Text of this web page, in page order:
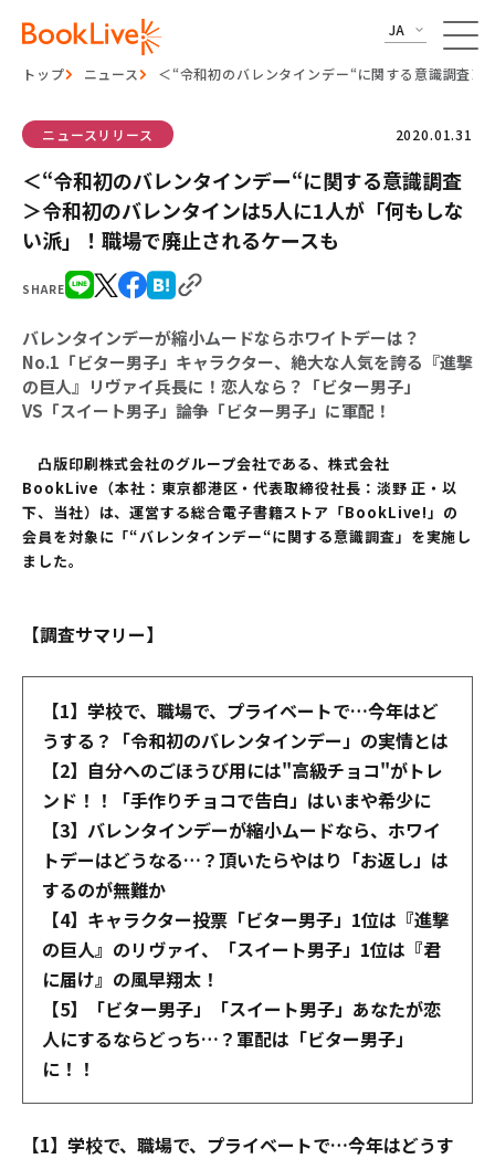
JA
トップ ニュース ＜“令和初のバレンタインデー“に関する意識調査
SHARE
ニュースリリース 2020.01.31
＜“令和初のバレンタインデー“に関する意識調査
＞令和初のバレンタインは5人に1人が「何もしな
い派」！職場で廃止されるケースも
バレンタインデーが縮小ムードならホワイトデーは？
No.1「ビター男子」キャラクター、絶大な人気を誇る『進撃
の巨人』リヴァイ兵長に！恋人なら？「ビター男子」
VS「スイート男子」論争「ビター男子」に軍配！
凸版印刷株式会社のグループ会社である、株式会社
BookLive（本社：東京都港区・代表取締役社長：淡野 正・以
下、当社）は、運営する総合電子書籍ストア「BookLive!」の
会員を対象に「“バレンタインデー“に関する意識調査」を実施し
ました。
【調査サマリー】
【1】学校で、職場で、プライベートで…今年はど
うする？「令和初のバレンタインデー」の実情とは
【2】自分へのごほうび用には"高級チョコ"がトレ
ンド！！「手作りチョコで告白」はいまや希少に
【3】バレンタインデーが縮小ムードなら、ホワイ
トデーはどうなる…？頂いたらやはり「お返し」は
するのが無難か
【4】キャラクター投票「ビター男子」1位は『進撃
の巨人』のリヴァイ、「スイート男子」1位は『君
に届け』の風早翔太！
【5】「ビター男子」「スイート男子」あなたが恋
人にするならどっち…？軍配は「ビター男子」
に！！
【1】学校で、職場で、プライベートで…今年はどうす